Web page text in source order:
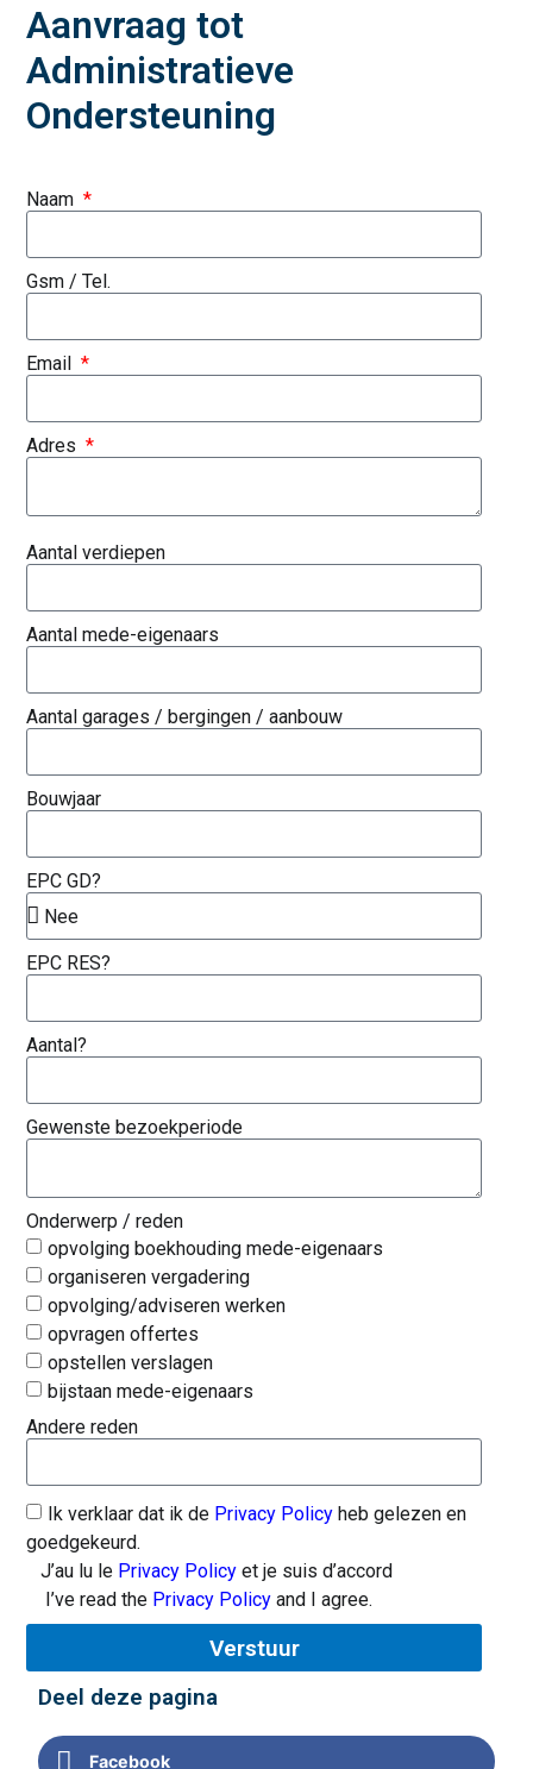
Aanvraag tot
Administratieve
Ondersteuning
Naam
Gsm / Tel.
Email
Adres
Aantal verdiepen
Aantal mede-eigenaars
Aantal garages / bergingen / aanbouw
Bouwjaar
EPC GD?
EPC RES?
Aantal?
Gewenste bezoekperiode
Onderwerp / reden
opvolging boekhouding mede-eigenaars
organiseren vergadering
opvolging/adviseren werken
opvragen offertes
opstellen verslagen
bijstaan mede-eigenaars
Andere reden
Ik verklaar dat ik de Privacy Policy heb gelezen en
goedgekeurd.
J’au lu le Privacy Policy et je suis d’accord
I’ve read the Privacy Policy and I agree.
Verstuur
Deel deze pagina
Facebook